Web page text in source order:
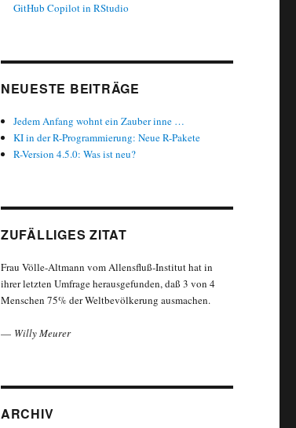
GitHub Copilot in RStudio
NEUESTE BEITRÄGE
Jedem Anfang wohnt ein Zauber inne …
KI in der R-Programmierung: Neue R-Pakete
R-Version 4.5.0: Was ist neu?
ZUFÄLLIGES ZITAT
Frau Völle-Altmann vom Allensfluß-Institut hat in
ihrer letzten Umfrage herausgefunden, daß 3 von 4
Menschen 75% der Weltbevölkerung ausmachen.
— Willy Meurer
ARCHIV